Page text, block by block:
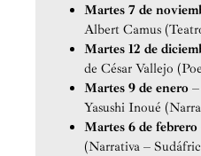
Martes 7 de
Albert Camus
Martes 12 de
de César Vallejo
Martes 9 de enero
Yasushi Inoué
Martes 6 de febrero
(Narrativa –